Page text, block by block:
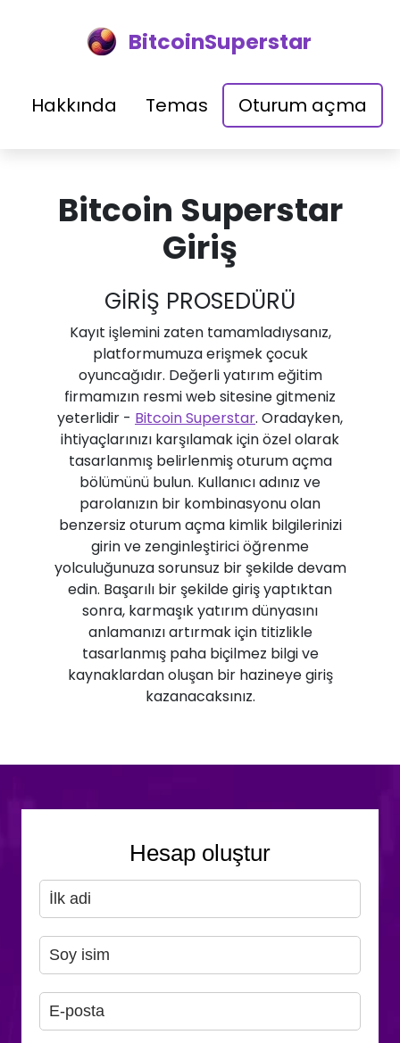
BitcoinSuperstar
Hakkında Temas Oturum açma
Bitcoin Superstar
Giriş
GİRİŞ PROSEDÜRÜ
Kayıt işlemini zaten tamamladıysanız,
platformumuza erişmek çocuk
oyuncağıdır. Değerli yatırım eğitim
firmamızın resmi web sitesine gitmeniz
yeterlidir - Bitcoin Superstar. Oradayken,
ihtiyaçlarınızı karşılamak için özel olarak
tasarlanmış belirlenmiş oturum açma
bölümünü bulun. Kullanıcı adınız ve
parolanızın bir kombinasyonu olan
benzersiz oturum açma kimlik bilgilerinizi
girin ve zenginleştirici öğrenme
yolculuğunuza sorunsuz bir şekilde devam
edin. Başarılı bir şekilde giriş yaptıktan
sonra, karmaşık yatırım dünyasını
anlamanızı artırmak için titizlikle
tasarlanmış paha biçilmez bilgi ve
kaynaklardan oluşan bir hazineye giriş
kazanacaksınız.